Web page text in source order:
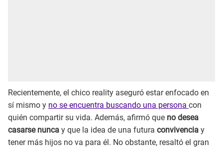
Recientemente, el chico reality aseguró estar enfocado en
sí mismo y no se encuentra buscando una persona con
quién compartir su vida. Además, afirmó que no desea
casarse nunca y que la idea de una futura convivencia y
tener más hijos no va para él. No obstante, resaltó el gran